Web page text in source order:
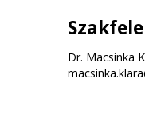
Dr. Macsinka